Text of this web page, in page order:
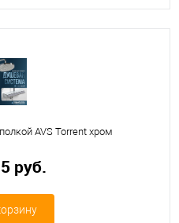
AVS Torrent хром
руб.